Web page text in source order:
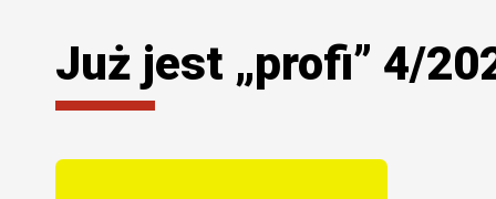
Już jest „profi” 4/